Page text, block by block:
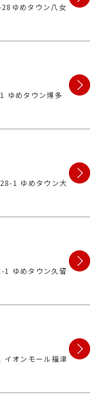
ゆめタウン八女
ゆめタウン博多
1 ゆめタウン大
ゆめタウン久留
オンモール福津